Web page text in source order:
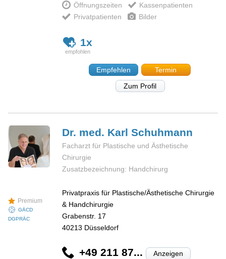
Öffnungszeiten
Kassenpatienten
Privatpatienten
Bilder
1x
Empfehlen
Termin
Zum Profil
Premium
GÄCD
DGPRÄC
Dr. med. KarlSchuhmann
Facharzt für Plastische und Ästhetische
Chirurgie
Zusatzbezeichnung: Handchirurg
Privatpraxis für Plastische/Ästhetische Chirurgie
& Handchirurgie
Grabenstr. 17
40213 Düsseldorf
+49 211 87... Anzeigen